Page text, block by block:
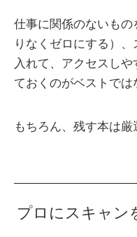
仕事に関係のないも
りなくゼロにする）
入れて、アクセスし
ておくのがベストでは
もちろん、残す本は厳
プロにスキャン